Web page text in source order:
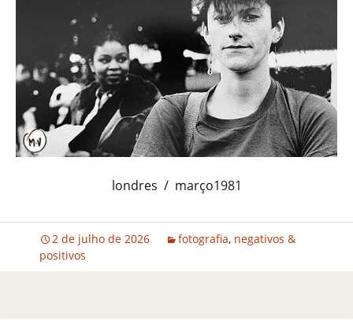
londres / março1981
2 de julho de 2026 fotografia, negativos &
positivos